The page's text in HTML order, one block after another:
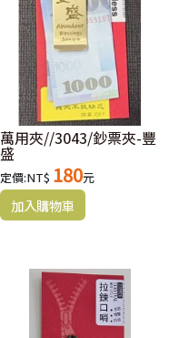
萬用夾//3043/鈔票夾-豐
盛
定價:NT$ 180元